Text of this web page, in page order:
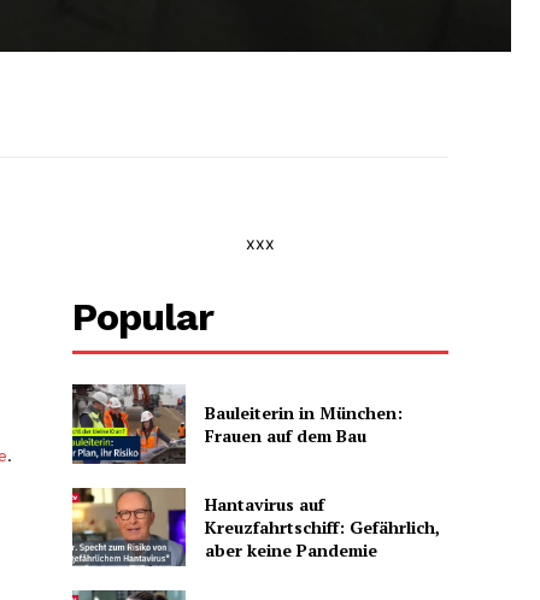
.
xxx
Popular
Bauleiterin in München:
Frauen auf dem Bau
Hantavirus auf
Kreuzfahrtschiff: Gefährlich,
aber keine Pandemie